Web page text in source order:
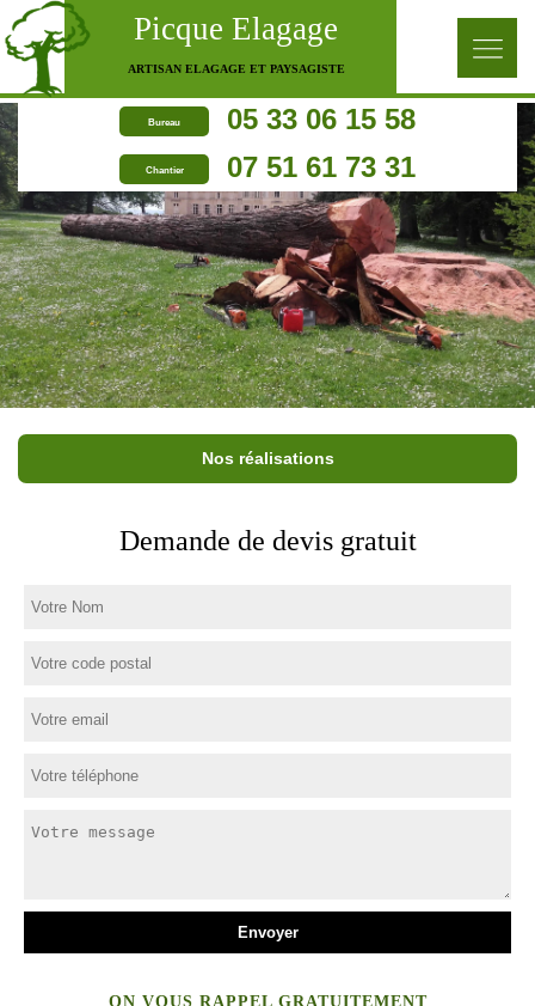
Picque Elagage
ARTISAN ELAGAGE ET PAYSAGISTE
Bureau 05 33 06 15 58
Chantier 07 51 61 73 31
Nos réalisations
Demande de devis gratuit
ON VOUS RAPPEL GRATUITEMENT